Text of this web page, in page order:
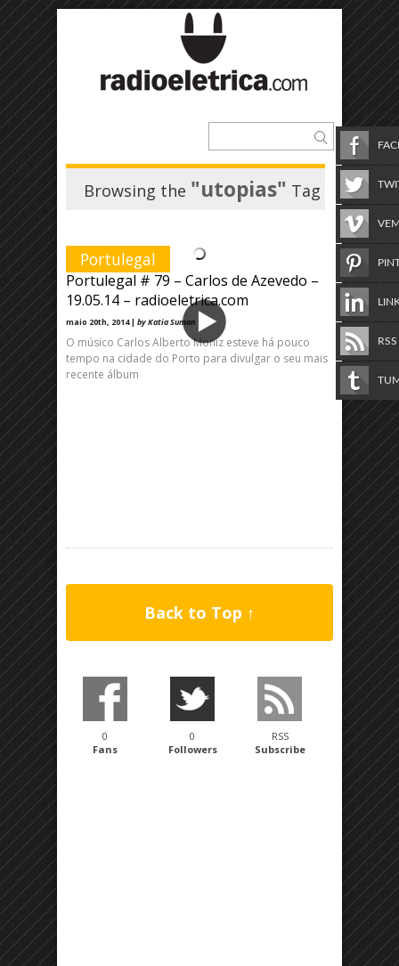
Browsing the "utopias" Tag
Portulegal
Portulegal # 79 – Carlos de Azevedo –
19.05.14 – radioeletrica.com
maio 20th, 2014 | by Katia Suman
O músico Carlos Alberto Moniz esteve há pouco
tempo na cidade do Porto para divulgar o seu mais
recente álbum
Back to Top ↑
0
Fans
0
Followers
RSS
Subscribe
RSS